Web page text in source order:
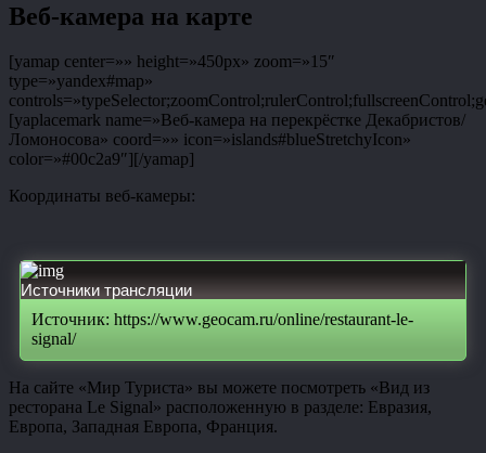
Веб-камера на карте
[yamap center=»» height=»450px» zoom=»15″
type=»yandex#map»
[yaplacemark name=»Веб-камера на перекрёстке Декабристов/
Ломоносова» coord=»» icon=»islands#blueStretchyIcon»
color=»#00c2a9″][/yamap]
Координаты веб-камеры:
Источники трансляции
Источник: https://www.geocam.ru/online/restaurant-le-
signal/
На сайте «Мир Туриста» вы можете посмотреть «Вид из
ресторана Le Signal» расположенную в разделе: Евразия,
Европа, Западная Европа, Франция.